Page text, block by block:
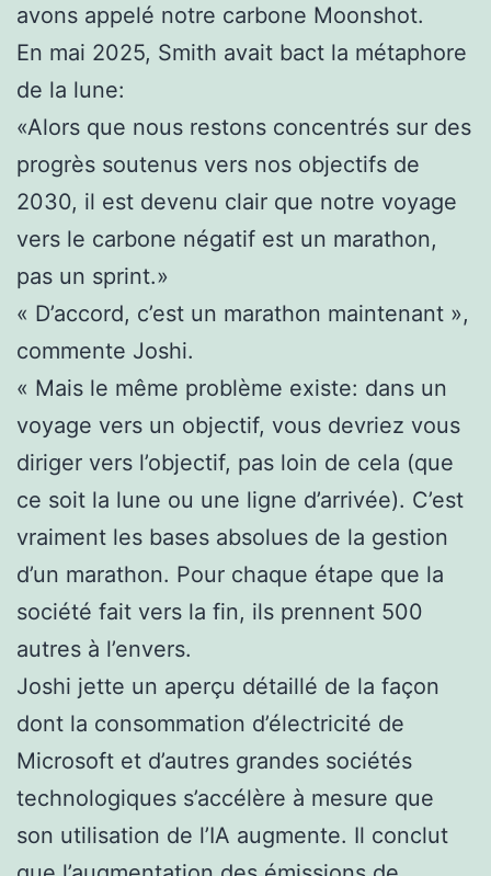
avons appelé notre carbone Moonshot.
En mai 2025, Smith avait bact la métaphore
de la lune:
«Alors que nous restons concentrés sur des
progrès soutenus vers nos objectifs de
2030, il est devenu clair que notre voyage
vers le carbone négatif est un marathon,
pas un sprint.»
« D’accord, c’est un marathon maintenant »,
commente Joshi.
« Mais le même problème existe: dans un
voyage vers un objectif, vous devriez vous
diriger vers l’objectif, pas loin de cela (que
ce soit la lune ou une ligne d’arrivée). C’est
vraiment les bases absolues de la gestion
d’un marathon. Pour chaque étape que la
société fait vers la fin, ils prennent 500
autres à l’envers.
Joshi jette un aperçu détaillé de la façon
dont la consommation d’électricité de
Microsoft et d’autres grandes sociétés
technologiques s’accélère à mesure que
son utilisation de l’IA augmente. Il conclut